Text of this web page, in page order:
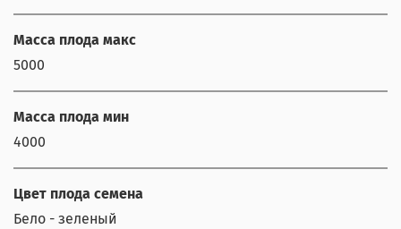
Масса плода макс
5000
Масса плода мин
4000
Цвет плода семена
Бело - зеленый